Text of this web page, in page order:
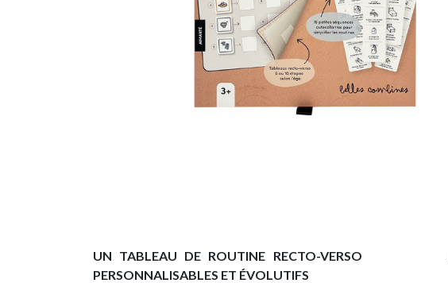
UN TABLEAU DE ROUTINE RECTO-VERSO
PERSONNALISABLES ET ÉVOLUTIFS